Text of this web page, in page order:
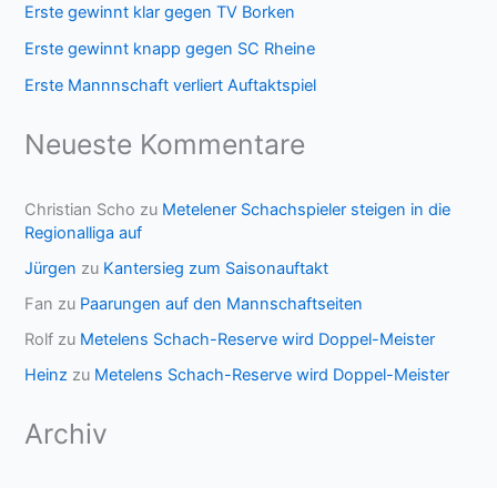
Erste gewinnt klar gegen TV Borken
Erste gewinnt knapp gegen SC Rheine
Erste Mannnschaft verliert Auftaktspiel
Neueste Kommentare
Christian Scho zu Metelener Schachspieler steigen in die
Regionalliga auf
Jürgen zu Kantersieg zum Saisonauftakt
Fan zu Paarungen auf den Mannschaftseiten
Rolf zu Metelens Schach-Reserve wird Doppel-Meister
Heinz zu Metelens Schach-Reserve wird Doppel-Meister
Archiv